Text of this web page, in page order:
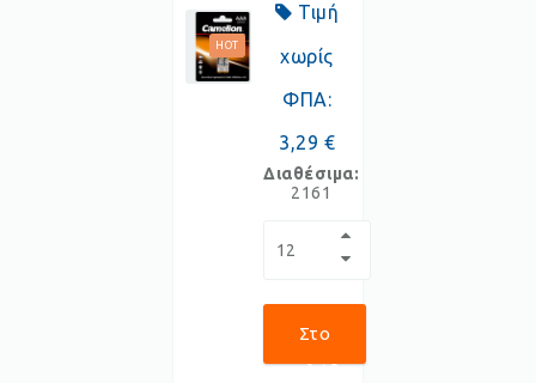
HOT
Τιμή
χωρίς
ΦΠΑ:
3,29 €
Διαθέσιμα:
2161
Στο
Καλάθι